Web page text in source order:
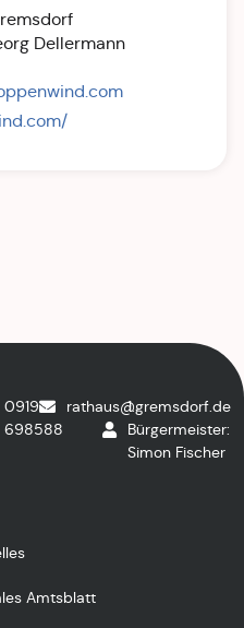
Dellermann
09193
698588
rathaus@gremsdorf.de
1.
Bürgermeister:
Simon Fischer
Amtsblatt